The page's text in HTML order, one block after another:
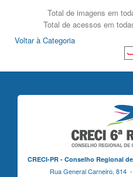
Total de imagens em
Total de acessos em
Voltar à Categoria
CRECI-PR - Conselho Regional
Rua General Carneiro,